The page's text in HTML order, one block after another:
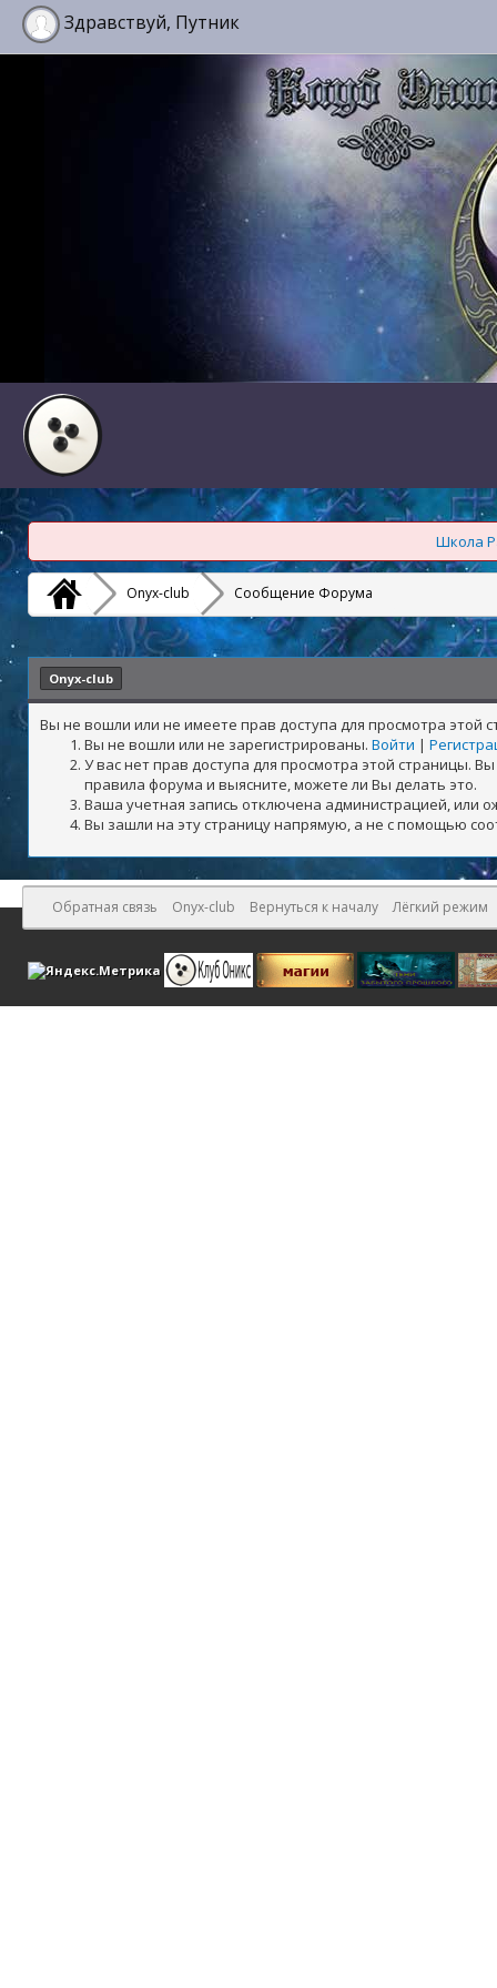
Здравствуй, Путник
Школа
Onyx-club Сообщение Форума
Onyx-club
Вы не вошли или не имеете прав доступа для просмотра
Вы не вошли или не зарегистрированы. Войти |
У вас нет прав доступа для просмотра этой страницы.
правила форума и выясните, можете ли Вы делать это.
Ваша учетная запись отключена администрацией, или
Вы зашли на эту страницу напрямую, а не с помощью
Обратная связь Onyx-club Вернуться к началу Лёгкий режим